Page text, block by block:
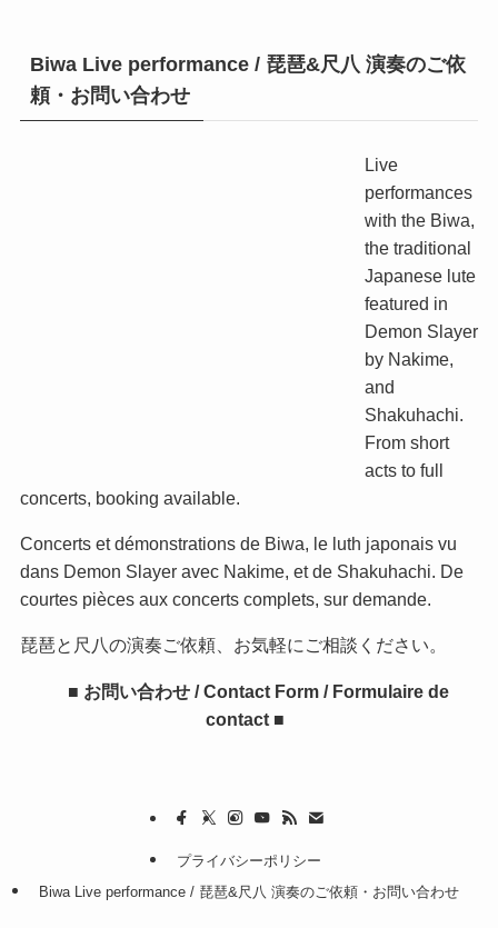
Biwa Live performance / 琵琶&尺八 演奏のご依
頼・お問い合わせ
Live
performances
with the Biwa,
the traditional
Japanese lute
featured in
Demon Slayer
by Nakime,
and
Shakuhachi.
From short
acts to full
concerts, booking available.
Concerts et démonstrations de Biwa, le luth japonais vu
dans Demon Slayer avec Nakime, et de Shakuhachi. De
courtes pièces aux concerts complets, sur demande.
琵琶と尺八の演奏ご依頼、お気軽にご相談ください。
■ お問い合わせ / Contact Form / Formulaire de
contact ■
プライバシーポリシー
Biwa Live performance / 琵琶&尺八 演奏のご依頼・お問い合わせ